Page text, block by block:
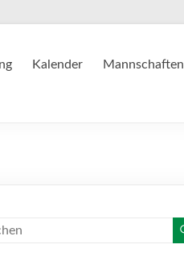
Kalender Mannschaften